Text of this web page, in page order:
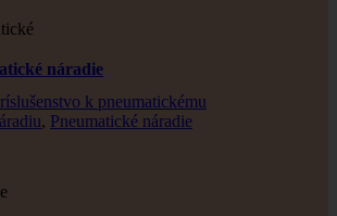
náradie
k pneumatickému
, Pneumatické náradie